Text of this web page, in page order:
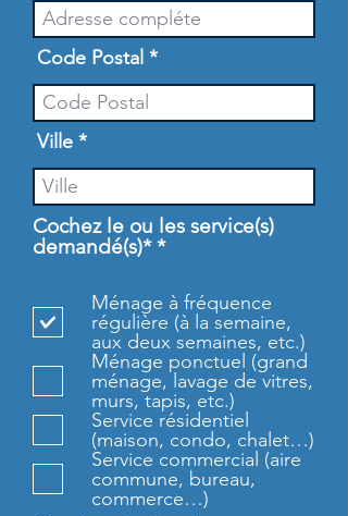
Code Postal
Ville
Cochez le ou les service(s)
demandé(s)* *O
g
a
t
o
i
r
e
Ménage à fréquence
régulière (à la semaine,
aux deux semaines, etc.)
Ménage ponctuel (grand
ménage, lavage de vitres,
murs, tapis, etc.)
Service résidentiel
(maison, condo, chalet…)
Service commercial (aire
commune, bureau,
commerce…)